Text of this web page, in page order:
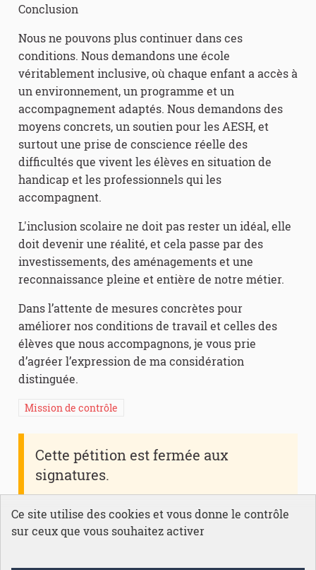
Conclusion
Nous ne pouvons plus continuer dans ces
conditions. Nous demandons une école
véritablement inclusive, où chaque enfant a accès à
un environnement, un programme et un
accompagnement adaptés. Nous demandons des
moyens concrets, un soutien pour les AESH, et
surtout une prise de conscience réelle des
difficultés que vivent les élèves en situation de
handicap et les professionnels qui les
accompagnent.
L'inclusion scolaire ne doit pas rester un idéal, elle
doit devenir une réalité, et cela passe par des
investissements, des aménagements et une
reconnaissance pleine et entière de notre métier.
Dans l’attente de mesures concrètes pour
améliorer nos conditions de travail et celles des
élèves que nous accompagnons, je vous prie
d’agréer l’expression de ma considération
distinguée.
Mission de contrôle
Cette pétition est fermée aux
signatures.
Ce site utilise des cookies et vous donne le contrôle
sur ceux que vous souhaitez activer